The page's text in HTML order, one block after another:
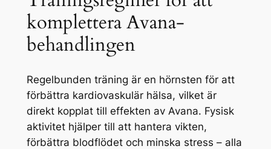
komplettera Avana-
behandlingen
Regelbunden träning är en hörnsten för att
förbättra kardiovaskulär hälsa, vilket är
direkt kopplat till effekten av Avana. Fysisk
aktivitet hjälper till att hantera vikten,
förbättra blodflödet och minska stress – alla